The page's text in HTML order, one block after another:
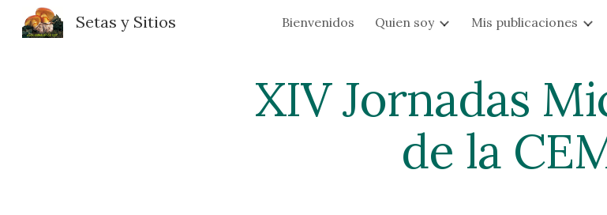
Skip to main content
Setas y Sitios Bienvenidos Quien soy Mis publicaciones
XIV Jornadas
de la